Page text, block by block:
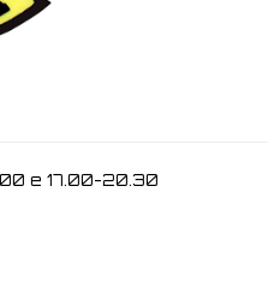
e 17.00-20.30